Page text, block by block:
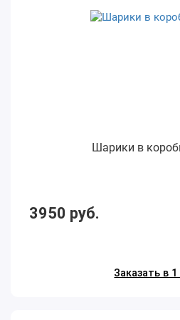
Шарики в
3950 руб.
Заказать в